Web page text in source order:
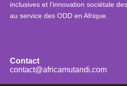
inclusives et l’innovation sociétale
au service des ODD en Afrique.
Contact
contact@africamutandi.com